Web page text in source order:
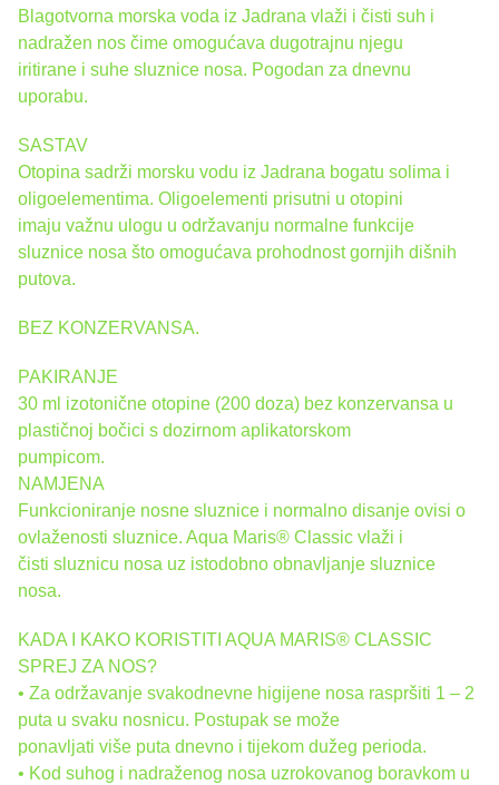
Blagotvorna morska voda iz Jadrana vlaži i čisti suh i
nadražen nos čime omogućava dugotrajnu njegu
iritirane i suhe sluznice nosa. Pogodan za dnevnu
uporabu.
SASTAV
Otopina sadrži morsku vodu iz Jadrana bogatu solima i
oligoelementima. Oligoelementi prisutni u otopini
imaju važnu ulogu u održavanju normalne funkcije
sluznice nosa što omogućava prohodnost gornjih dišnih
putova.
BEZ KONZERVANSA.
PAKIRANJE
30 ml izotonične otopine (200 doza) bez konzervansa u
plastičnoj bočici s dozirnom aplikatorskom
pumpicom.
NAMJENA
Funkcioniranje nosne sluznice i normalno disanje ovisi o
ovlaženosti sluznice. Aqua Maris® Classic vlaži i
čisti sluznicu nosa uz istodobno obnavljanje sluznice
nosa.
KADA I KAKO KORISTITI AQUA MARIS® CLASSIC
SPREJ ZA NOS?
• Za održavanje svakodnevne higijene nosa raspršiti 1 – 2
puta u svaku nosnicu. Postupak se može
ponavljati više puta dnevno i tijekom dužeg perioda.
• Kod suhog i nadraženog nosa uzrokovanog boravkom u